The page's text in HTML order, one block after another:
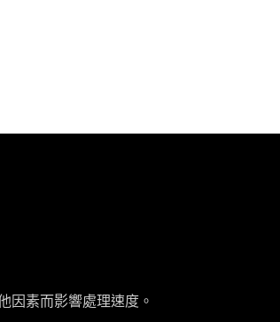
因素而影響處理速度。